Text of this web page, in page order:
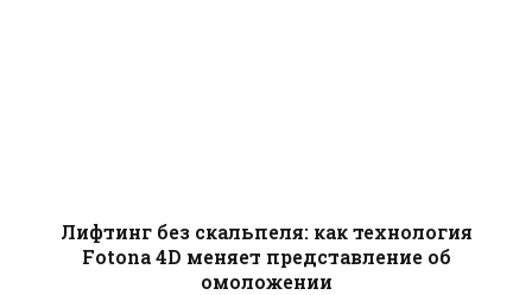
Лифтинг без скальпеля: как технология
Fotona 4D меняет представление об
омоложении